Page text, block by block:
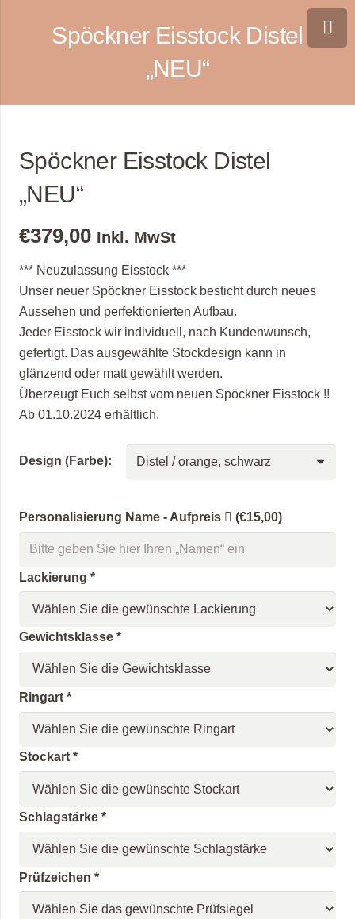
Spöckner Eisstock Distel
„NEU“
Spöckner Eisstock Distel
„NEU“
€379,00 Inkl. MwSt
*** Neuzulassung Eisstock ***
Unser neuer Spöckner Eisstock besticht durch neues
Aussehen und perfektionierten Aufbau.
Jeder Eisstock wir individuell, nach Kundenwunsch,
gefertigt. Das ausgewählte Stockdesign kann in
glänzend oder matt gewählt werden.
Überzeugt Euch selbst vom neuen Spöckner Eisstock !!
Ab 01.10.2024 erhältlich.
Design (Farbe):
Personalisierung Name - Aufpreis (€15,00)
Lackierung *
Gewichtsklasse *
Ringart *
Stockart *
Schlagstärke *
Prüfzeichen *